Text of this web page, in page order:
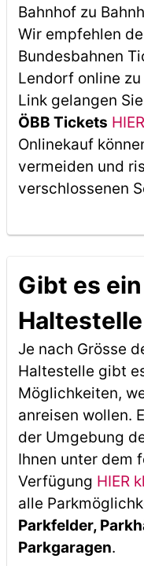
Bahnhof zu
Wir empfehlen
Bundesbahnen
Lendorf online
Link gelangen Sie
ÖBB Tickets
Onlinekauf
vermeiden und
verschlossenen
Gibt es
Je nach Grösse
Haltestelle gibt
Möglichkeiten,
anreisen wollen.
der Umgebung
Ihnen unter dem
Verfügung HIER
alle
Parkfelder,
Parkgaragen.